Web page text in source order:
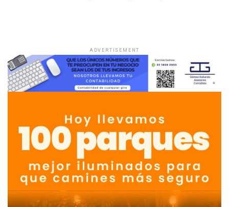
ADVERTISEMENT